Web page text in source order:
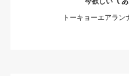
トーキョーエアラ